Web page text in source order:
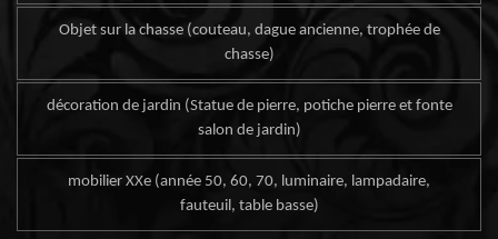
Objet sur la chasse (couteau, dague ancienne, trophée de
chasse)
décoration de jardin (Statue de pierre, potiche pierre et fonte
salon de jardin)
mobilier XXe (année 50, 60, 70, luminaire, lampadaire,
fauteuil, table basse)